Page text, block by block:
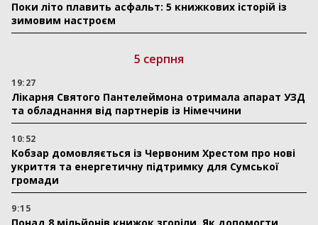
Поки літо плавить асфальт: 5 книжкових історій із
зимовим настроєм
5 серпня
19:27
Лікарня Святого Пантелеймона отримала апарат УЗД
та обладнання від партнерів із Німеччини
10:52
Кобзар домовляється із Червоним Хрестом про нові
укриття та енергетичну підтримку для Сумської
громади
9:15